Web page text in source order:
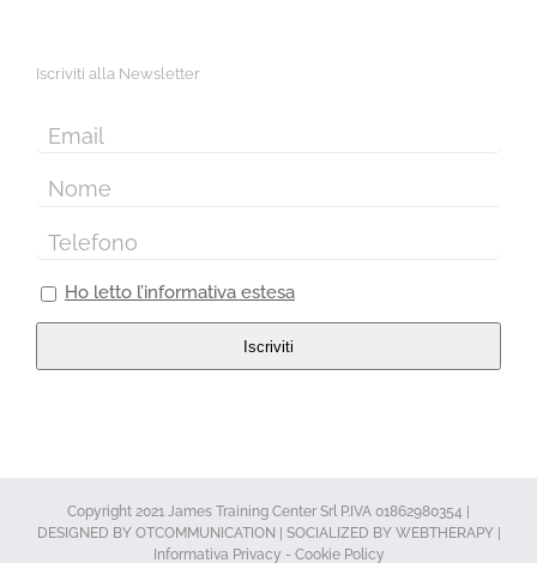
Iscriviti alla Newsletter
Ho letto l’informativa estesa
Iscriviti
Copyright 2021 James Training Center Srl P.IVA 01862980354 |
DESIGNED BY OTCOMMUNICATION | SOCIALIZED BY WEBTHERAPY|
Informativa Privacy - Cookie Policy